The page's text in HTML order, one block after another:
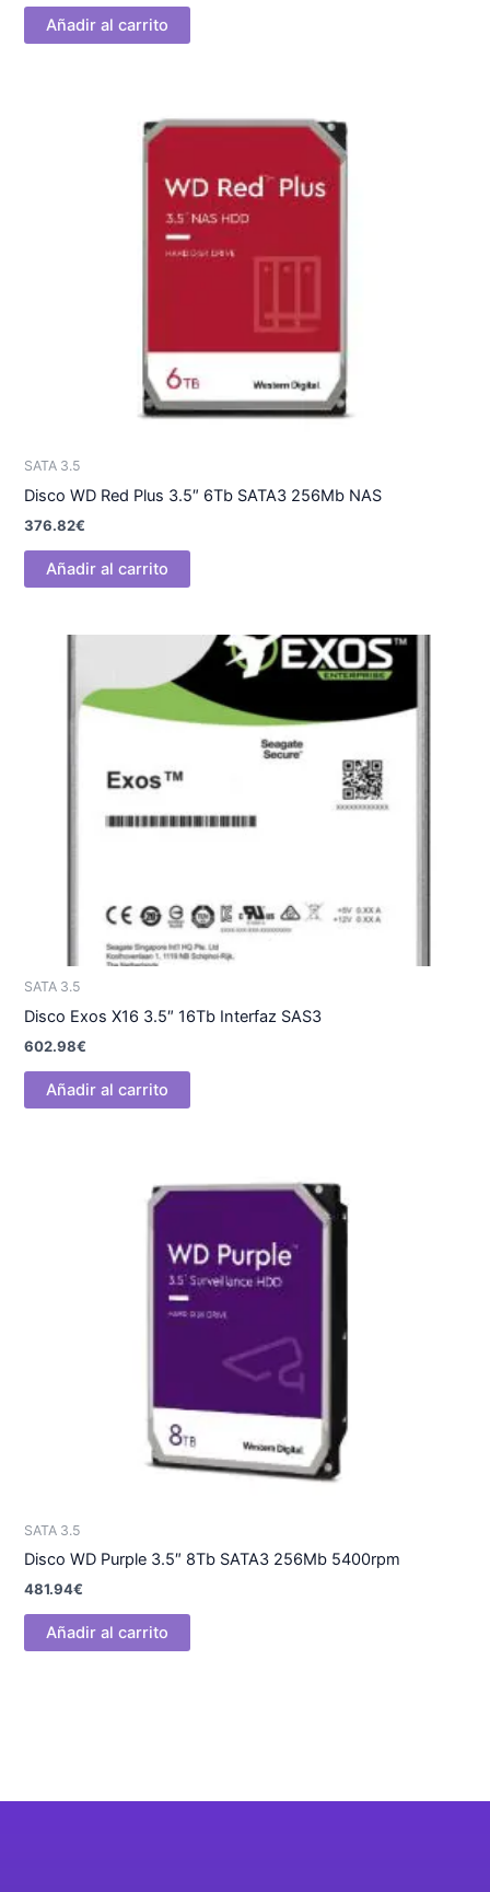
Añadir al carrito
SATA 3.5
Disco WD Red Plus 3.5″ 6Tb SATA3 256Mb NAS
376.82€
Añadir al carrito
SATA 3.5
Disco Exos X16 3.5″ 16Tb Interfaz SAS3
602.98€
Añadir al carrito
SATA 3.5
Disco WD Purple 3.5″ 8Tb SATA3 256Mb 5400rpm
481.94€
Añadir al carrito